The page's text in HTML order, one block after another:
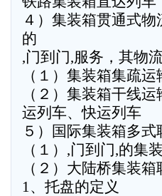
４）集装箱贯通式
的
,门到门,服务，其物
（１）集装箱集疏运
（２）集装箱干线
运列车、快运列车
５）国际集装箱多式
（１）,门到门,的集
（２）大陆桥集装
1、托盘的定义